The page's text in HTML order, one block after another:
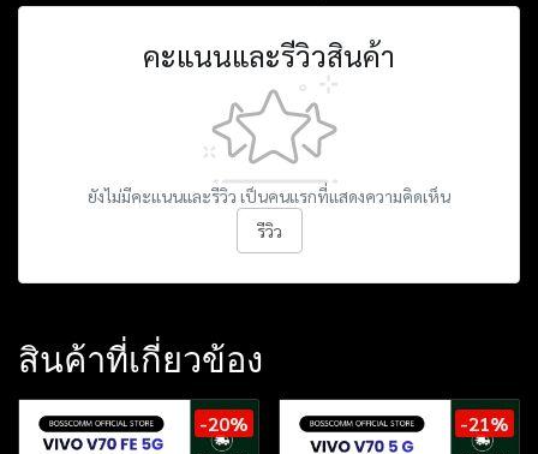
คะแนนและรีวิวสินค้า
ยังไม่มีคะแนนและรีวิว เป็นคนแรกที่แสดงความคิดเห็น
รีวิว
สินค้าที่เกี่ยวข้อง
-20% -21%